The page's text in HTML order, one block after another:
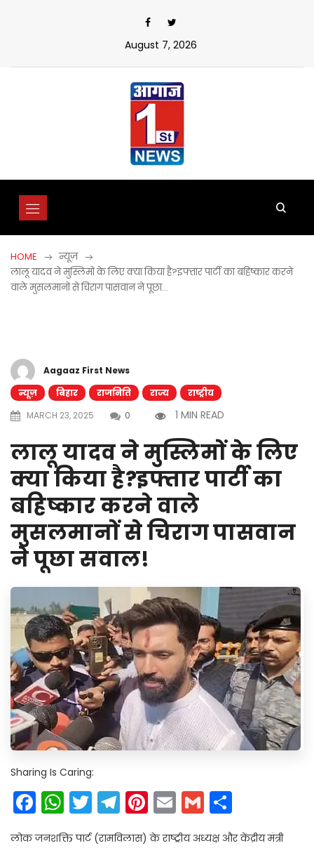
August 7, 2026
HOME
न्यूज़
लालू यादव ने मुस्लिमों के लिए क्या किया है?इफ्तार पार्टी का बहिष्कार करने
वाले मुसलमानों से चिराग पासवान ने पूछा…
Aagaaz First News
न्यूज़
बिहार राजनिति राज्य
राष्ट्रीय
MARCH 23, 2025
0 1 MIN READ
लालू यादव ने मुस्लिमों के लिए
क्या किया है?इफ्तार पार्टी का
बहिष्कार करने वाले
मुसलमानों से चिराग पासवान
ने पूछा सवाल!
Sharing Is Caring:
Facebook
WhatsApp
Twitter
Telegram
Pinterest
EmailGmail
लोक जनशक्ति पार्ट (रामविलास) के राष्ट्रीय अध्यक्ष और केंद्रीय मंत्री